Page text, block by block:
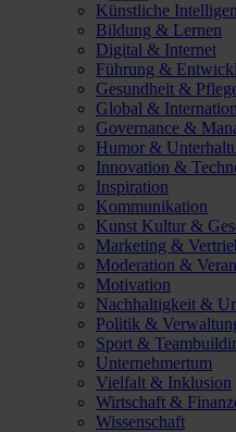
Künstliche
Bildung & Lernen
Digital & Internet
Führung &
Gesundheit &
Global &
Governance &
Humor &
Innovation &
Inspiration
Kommunikation
Kunst Kultur &
Marketing &
Moderation &
Motivation
Nachhaltigkeit &
Politik &
Sport &
Unternehmertum
Vielfalt & Inklusion
Wirtschaft &
Wissenschaft